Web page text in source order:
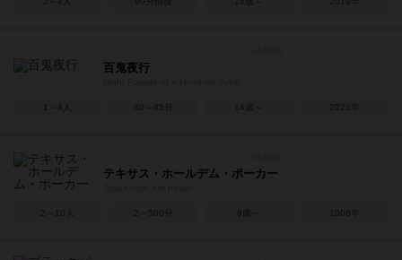
百鬼夜行
1～4人 30～45分 14歳～ 2021年
テキサス・ホールデム・ポーカー
2～10人 2～500分 9歳～ 1906年